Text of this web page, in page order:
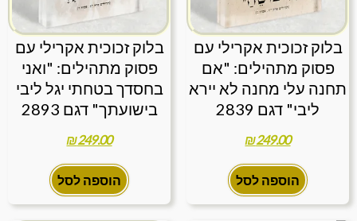
בלוק זכוכית אקרילי עם
פסוק מתהילים: "אם
תחנה עלי מחנה לא יירא
ליבי" דגם 2839
₪249.00
הוספה לסל
בלוק זכוכית אקרילי עם
פסוק מתהילים: "ואני
בחסדך בטחתי יגל ליבי
בישועתך" דגם 2893
₪249.00
הוספה לסל